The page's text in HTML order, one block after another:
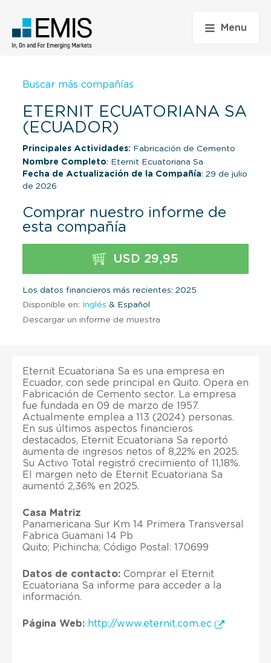
Menu
Buscar más compañías
ETERNIT ECUATORIANA SA
(ECUADOR)
Principales Actividades: Fabricación de Cemento
Nombre Completo: Eternit Ecuatoriana Sa
Fecha de Actualización de la Compañía: 29 de julio
de 2026
Comprar nuestro informe de
esta compañía
USD 29,95
Los datos financieros más recientes: 2025
Disponible en: Inglés & Español
Descargar un informe de muestra
Eternit Ecuatoriana Sa es una empresa en
Ecuador, con sede principal en Quito. Opera en
Fabricación de Cemento sector. La empresa
fue fundada en 09 de marzo de 1957.
Actualmente emplea a 113 (2024) personas.
En sus últimos aspectos financieros
destacados, Eternit Ecuatoriana Sa reportó
aumenta de ingresos netos of 8,22% en 2025.
Su Activo Total registró crecimiento of 11,18%.
El margen neto de Eternit Ecuatoriana Sa
aumentó 2,36% en 2025.
Casa Matriz
Panamericana Sur Km 14 Primera Transversal
Fabrica Guamani 14 Pb
Quito; Pichincha; Código Postal: 170699
Datos de contacto: Comprar el Eternit
Ecuatoriana Sa informe para acceder a la
información.
Página Web: http://www.eternit.com.ec